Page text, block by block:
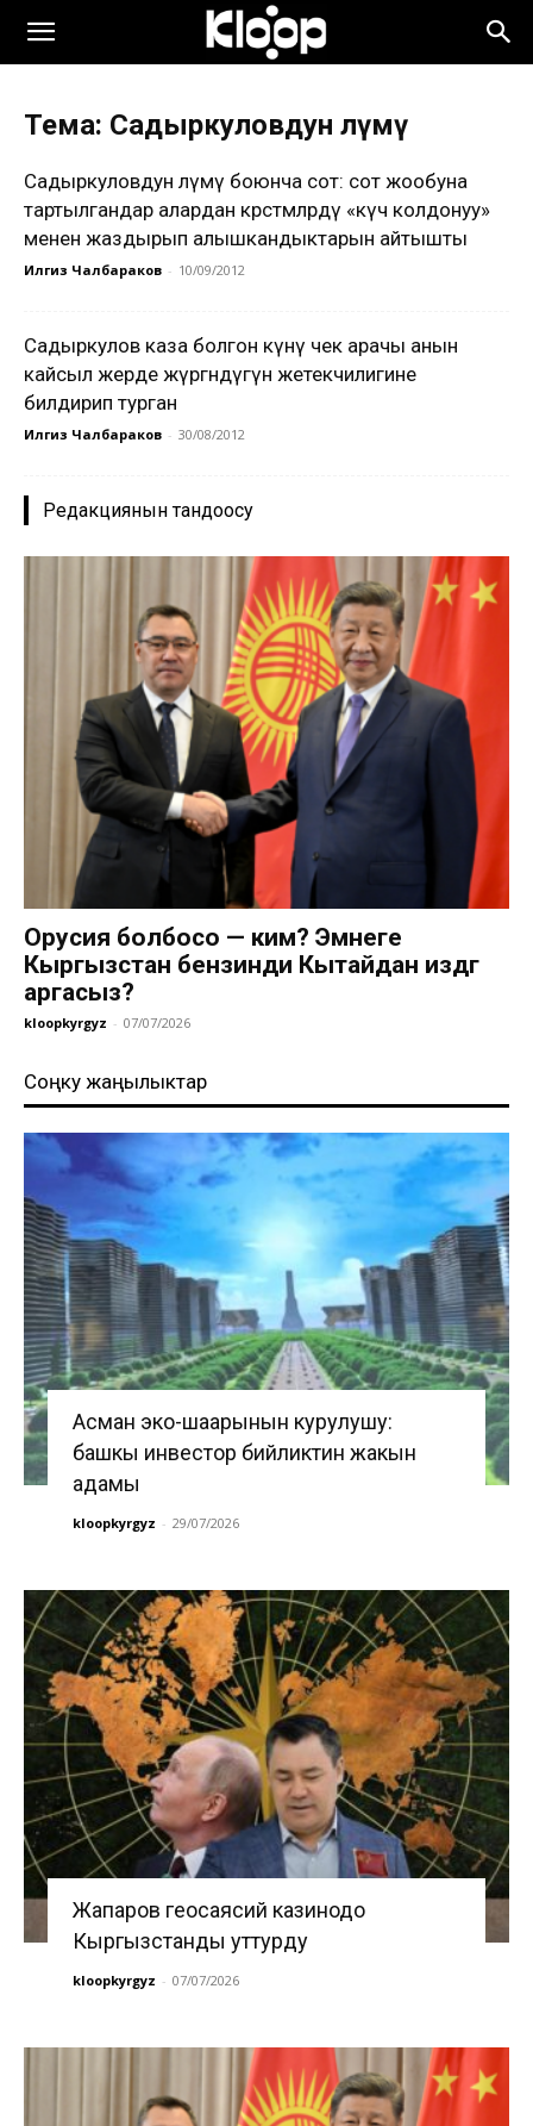
Тема: Садыркуловдун өлүмү
Садыркуловдун өлүмү боюнча сот: сот жообуна
тартылгандар алардан көрсөтмөлөрдү «күч колдонуу»
менен жаздырып алышкандыктарын айтышты
Илгиз Чалбараков - 10/09/2012
Садыркулов каза болгон күнү чек арачы анын
кайсыл жерде жүргөндүгүн жетекчилигине
билдирип турган
Илгиз Чалбараков - 30/08/2012
Редакциянын тандоосу
Орусия болбосо — ким? Эмнеге
Кыргызстан бензинди Кытайдан издөөгө
аргасыз?
kloopkyrgyz - 07/07/2026
Соңку жаңылыктар
Асман эко-шаарынын курулушу:
башкы инвестор бийликтин жакын
адамы
kloopkyrgyz - 29/07/2026
Жапаров геосаясий казинодо
Кыргызстанды уттурду
kloopkyrgyz - 07/07/2026